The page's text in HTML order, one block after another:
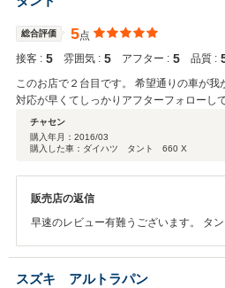
総合評価 5点
接客 : 5 雰囲気 : 5 アフター : 5 品質 :
このお店で２台目です。 希望通りの車が我
対応が早くてしっかりアフターフォローし
チャセン
購入年月： 2016/03
購入した車：ダイハツ タント 660 X
販売店の返信
早速のレビュー有難うございます。 タ
ます。 今後ともどうぞ宜しくお願いい
スズキ アルトラパン